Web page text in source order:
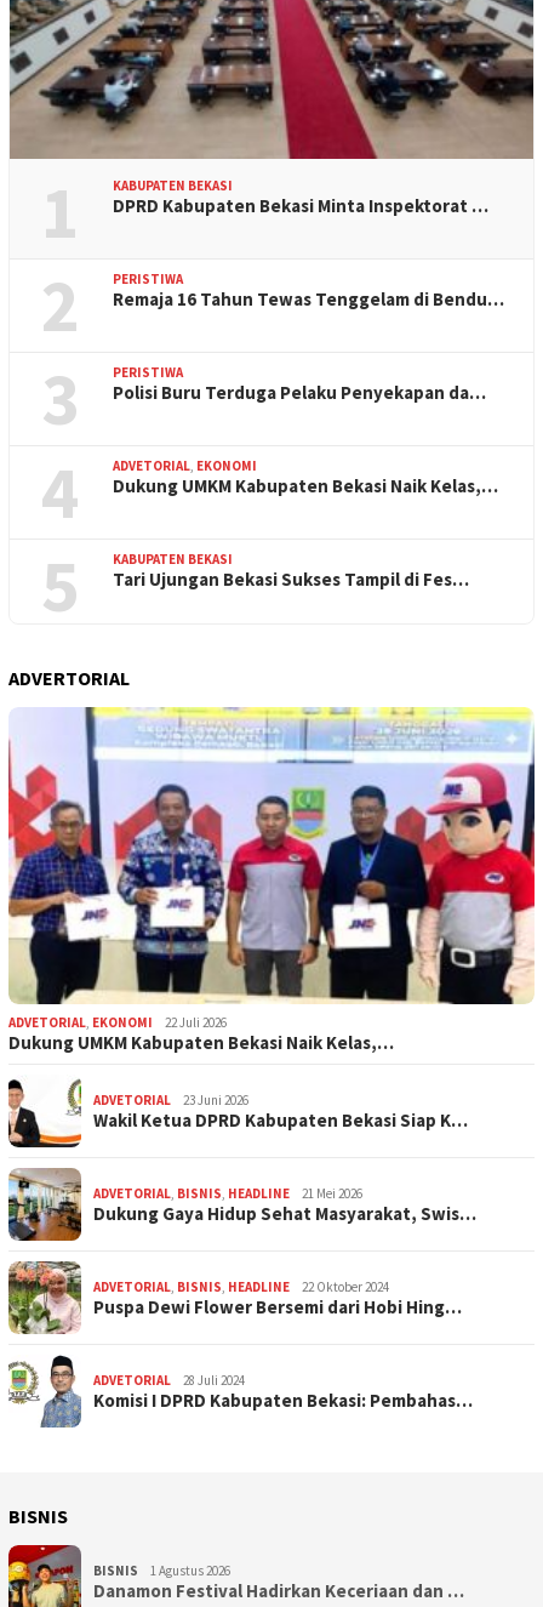
1 KABUPATEN BEKASI
DPRD Kabupaten Bekasi Minta Inspektorat …
2 PERISTIWA
Remaja 16 Tahun Tewas Tenggelam di Bendu…
3 PERISTIWA
Polisi Buru Terduga Pelaku Penyekapan da…
4 ADVETORIAL EKONOMI
Dukung UMKM Kabupaten Bekasi Naik Kelas,…
5 KABUPATEN BEKASI
Tari Ujungan Bekasi Sukses Tampil di Fes…
ADVERTORIAL
ADVETORIAL, EKONOMI 22 Juli 2026
Dukung UMKM Kabupaten Bekasi Naik Kelas,…
ADVETORIAL 23 Juni 2026
Wakil Ketua DPRD Kabupaten Bekasi Siap K…
ADVETORIAL, BISNIS, HEADLINE 21 Mei 2026
Dukung Gaya Hidup Sehat Masyarakat, Swis…
ADVETORIAL, BISNIS, HEADLINE 22 Oktober 2024
Puspa Dewi Flower Bersemi dari Hobi Hing…
ADVETORIAL 28 Juli 2024
Komisi I DPRD Kabupaten Bekasi: Pembahas…
BISNIS
BISNIS 1 Agustus 2026
Danamon Festival Hadirkan Keceriaan dan …